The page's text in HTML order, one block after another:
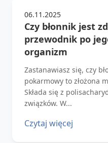
06.11.2025
Czy błonnik jest
przewodnik po
organizm
Zastanawiasz się, czy
pokarmowy to złożona
Składa się z
związków. W...
Czytaj więcej